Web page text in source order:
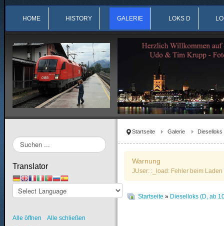
HOME HISTORY GALERIE LOKS D
Startseite Galerie
Warnung
JUser: :_load: Fehler beim
Startseite » Dieselloks (D, ab
Suchen
...
Translator
Alle öffnen Alle schließen